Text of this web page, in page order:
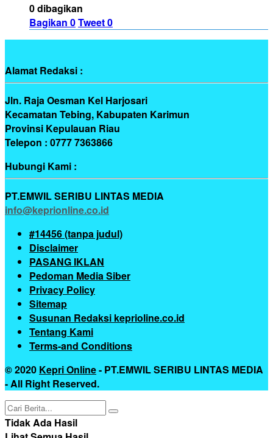
0 dibagikan
Bagikan 0Tweet0
Alamat Redaksi :
Jln. Raja Oesman Kel Harjosari
Kecamatan Tebing, Kabupaten Karimun
Provinsi Kepulauan Riau
Telepon : 0777 7363866
Hubungi Kami :
PT.EMWIL SERIBU LINTAS MEDIA
info@keprionline.co.id
#14456 (tanpa judul)
Disclaimer
PASANG IKLAN
Pedoman Media Siber
Privacy Policy
Sitemap
Susunan Redaksi keprioline.co.id
Tentang Kami
Terms-and Conditions
© 2020 Kepri Online- PT.EMWIL SERIBU LINTAS MEDIA
- All Right Reserved.
Tidak Ada Hasil